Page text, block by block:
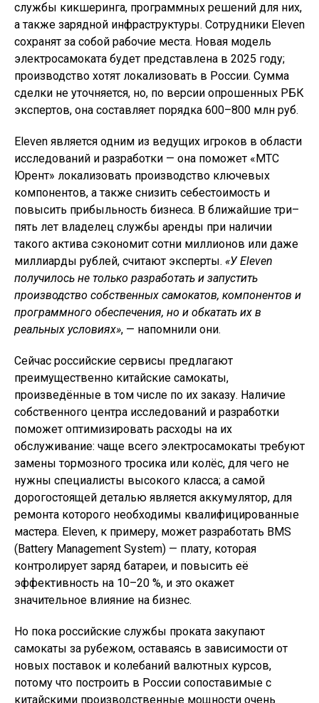
службы кикшеринга, программных решений для них,
а также зарядной инфраструктуры. Сотрудники Eleven
сохранят за собой рабочие места. Новая модель
электросамоката будет представлена в 2025 году;
производство хотят локализовать в России. Сумма
сделки не уточняется, но, по версии опрошенных РБК
экспертов, она составляет порядка 600–800 млн руб.
Eleven является одним из ведущих игроков в области
исследований и разработки — она поможет «МТС
Юрент» локализовать производство ключевых
компонентов, а также снизить себестоимость и
повысить прибыльность бизнеса. В ближайшие три–
пять лет владелец службы аренды при наличии
такого актива сэкономит сотни миллионов или даже
миллиарды рублей, считают эксперты. «У Eleven
получилось не только разработать и запустить
производство собственных самокатов, компонентов и
программного обеспечения, но и обкатать их в
реальных условиях», — напомнили они.
Сейчас российские сервисы предлагают
преимущественно китайские самокаты,
произведённые в том числе по их заказу. Наличие
собственного центра исследований и разработки
поможет оптимизировать расходы на их
обслуживание: чаще всего электросамокаты требуют
замены тормозного тросика или колёс, для чего не
нужны специалисты высокого класса; а самой
дорогостоящей деталью является аккумулятор, для
ремонта которого необходимы квалифицированные
мастера. Eleven, к примеру, может разработать BMS
(Battery Management System) — плату, которая
контролирует заряд батареи, и повысить её
эффективность на 10–20 %, и это окажет
значительное влияние на бизнес.
Но пока российские службы проката закупают
самокаты за рубежом, оставаясь в зависимости от
новых поставок и колебаний валютных курсов,
потому что построить в России сопоставимые с
китайскими производственные мощности очень